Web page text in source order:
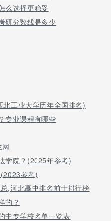
么选择更稳妥
研分数线是多少
工业大学历年全国排名)
专业课程有哪些
网
学院？(2025年参考)
参考)
,河北高中排名前十排行榜
的？
中专学校名单一览表